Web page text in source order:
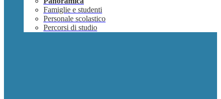
Famiglie e studenti
Personale scolastico
Percorsi di studio